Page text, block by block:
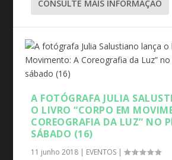
CONSULTE MAIS INFORMAÇÃO
A FOTÓGRAFA JULIA
O LIVRO “CORPO EM
COREOGRAFIA DA LUZ” NO
SÁBADO (16)
11 junho 2018 | EVENTOS |